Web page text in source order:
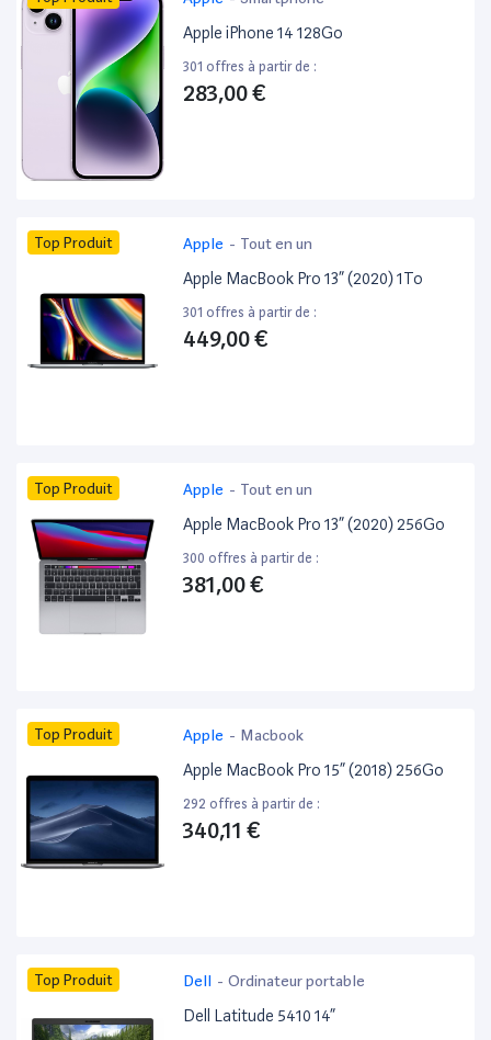
Apple iPhone 14 128Go
301 offres à partir de :
283,00 €
Top Produit Apple - Tout en un
Apple MacBook Pro 13” (2020) 1To
301 offres à partir de :
449,00 €
Top Produit Apple - Tout en un
Apple MacBook Pro 13” (2020) 256Go
300 offres à partir de :
381,00 €
Top Produit Apple - Macbook
Apple MacBook Pro 15” (2018) 256Go
292 offres à partir de :
340,11 €
Top Produit Dell - Ordinateur portable
Dell Latitude 5410 14”